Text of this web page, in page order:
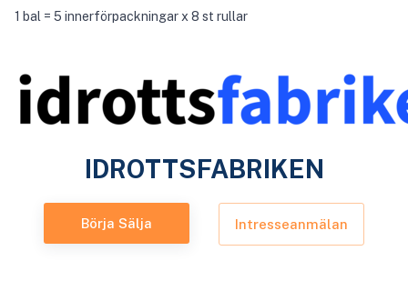
1 bal = 5 innerförpackningar x 8 st rullar
IDROTTSFABRIKEN
Börja Sälja Intresseanmälan